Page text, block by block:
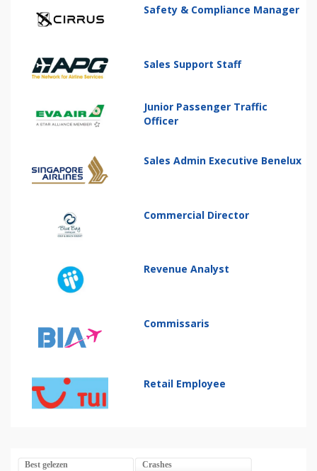
Safety & Compliance Manager
Sales Support Staff
Junior Passenger Traffic
Officer
Sales Admin Executive Benelux
Commercial Director
Revenue Analyst
Commissaris
Retail Employee
Best gelezen Crashes